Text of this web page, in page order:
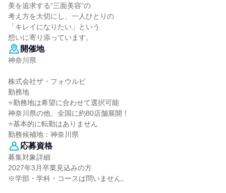
美を追求する“三面美容”の
考え方を大切にし、一人ひとりの
「キレイになりたい」という
想いに寄り添っています。
開催地
神奈川県
株式会社ザ・フォウルビ
勤務地
⭐勤務地は希望に合わせて選択可能
神奈川県の他、全国に約80店舗展開！
⭐基本的に転勤はありません
勤務候補地：神奈川県
応募資格
募集対象詳細
2027年3月卒業見込みの方
※学部・学科・コースは問いません。